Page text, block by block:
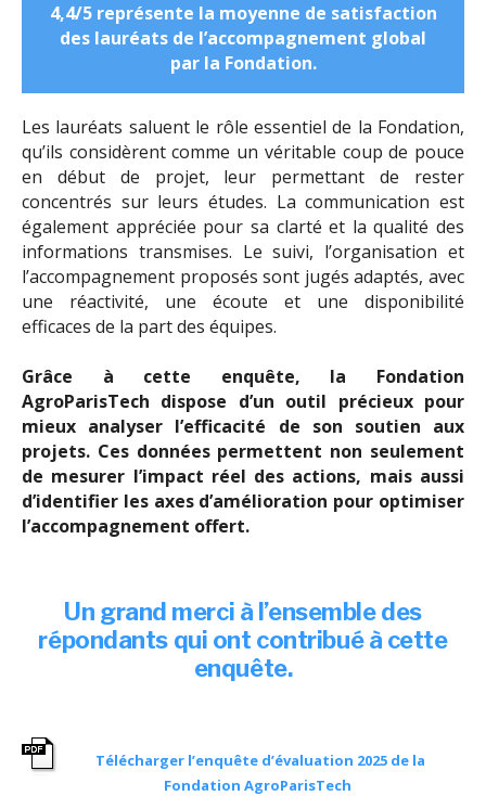
4,4/5 représente la moyenne de satisfaction
des lauréats de l’accompagnement global
par la Fondation.
Les lauréats saluent le rôle essentiel de la Fondation,
qu’ils considèrent comme un véritable coup de pouce
en début de projet, leur permettant de rester
concentrés sur leurs études. La communication est
également appréciée pour sa clarté et la qualité des
informations transmises. Le suivi, l’organisation et
l’accompagnement proposés sont jugés adaptés, avec
une réactivité, une écoute et une disponibilité
efficaces de la part des équipes.
Grâce à cette enquête, la Fondation
AgroParisTech dispose d’un outil précieux pour
mieux analyser l’efficacité de son soutien aux
projets. Ces données permettent non seulement
de mesurer l’impact réel des actions, mais aussi
d’identifier les axes d’amélioration pour optimiser
l’accompagnement offert.
Un grand merci à l’ensemble des
répondants qui ont contribué à cette
enquête.
Télécharger l’enquête d’évaluation 2025 de la
Fondation AgroParisTech